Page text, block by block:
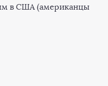
в США (американцы